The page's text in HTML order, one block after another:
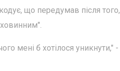
що передумав після того,
мені б хотілося уникнути," -